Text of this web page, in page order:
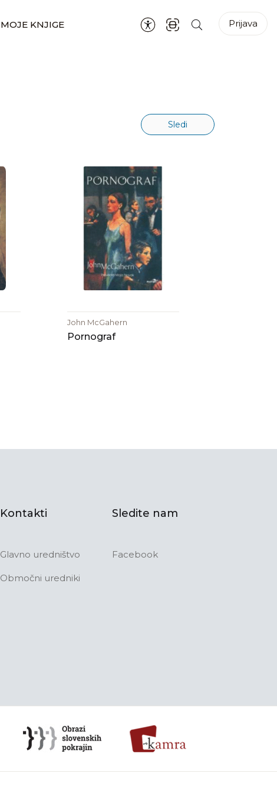
MOJE KNJIGE Prijava
Sledi
John McGahern
Pornograf
Kontakti
Glavno uredništvo
Območni uredniki
Sledite nam
Facebook